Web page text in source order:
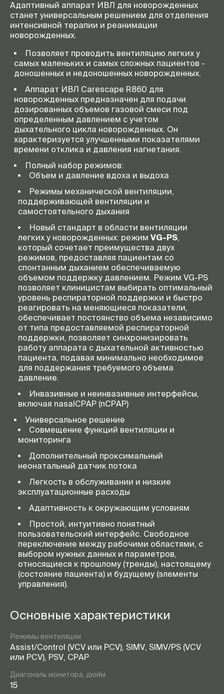
Адаптивный аппарат ИВЛ для новорожденных
станет универсальным решением для отделения
интенсивной терапии и реанимации
новорожденных.
Позволяет проводить вентиляцию легких у
самых маленьких и самых сложных пациентов -
доношенных и недоношенных новорожденных.
Аппарат ИВЛ Carescape R860 для
новорожденных предназначен для подачи
дозированных объемов газовой смеси под
определенным давлением с учетом
дыхательного цикла новорожденных. Он
характеризуется улучшенными показателями
времени отклика и давления нагнетания.
Полный набор режимов:
Объем и давление вдоха и выдоха
Режимы механической вентиляции,
поддерживающей вентиляции и
самостоятельного дыхания
Новый стандарт в области вентиляции
легких у новорожденных: режим VG-PS,
который сочетает преимущества двух
режимов, предоставляя пациентам со
спонтанным дыханием обеспечиваемую
объемом поддержку давлением. Режим VG-PS
позволяет клиницистам выбирать оптимальный
уровень респираторной поддержки и быстро
реагировать на меняющиеся показатели,
обеспечивает постоянство объема независимо
от типа предоставляемой респираторной
поддержки, позволяет синхронизировать
работу аппарата с дыхательной активностью
пациента, подавая минимально необходимое
для поддержания требуемого объема
давление.
Инвазивные и неинвазивные интерфейсы,
включая nasalCPAP (nCPAP)
Универсальное решение
Совмещение функций вентиляции и
мониторинга
Дополнительный проксимальный
неонатальный датчик потока
Легкость в обслуживании и низкие
эксплуатационные расходы
Адаптивность к окружающим условиям
Простой, интуитивно понятный
пользовательский интерфейс. Свободное
переключение между рабочими областями, с
выбором нужных данных и параметров,
относящиеся к прошлому (тренды), настоящему
(состояние пациента) и будущему (элементы
управления).
Основные характеристики
Режимы вентиляции
Assist/Control (VCV или PCV), SIMV, SIMV/PS (VCV
или PCV), PSV, CPAP
Диагональ монитора, дюйм
15